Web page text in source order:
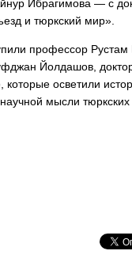
Ибрагимова — с
и тюркский мир».
профессор
Йолдашов,
осветили
мысли